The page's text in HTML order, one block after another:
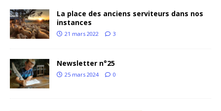
La place des anciens serviteurs dans nos
instances
21 mars 2022 3
Newsletter n°25
25 mars 2024 0